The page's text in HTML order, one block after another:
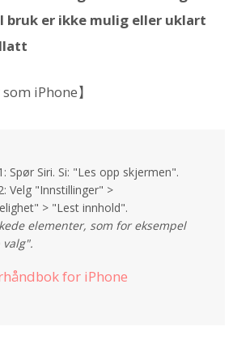
bruk er ikke mulig eller uklart
iPhone】
Spør Siri. Si: "Les opp skjermen".
Velg "Innstillinger" >
> "Lest innhold".
elementer, som for eksempel
valg".
for iPhone